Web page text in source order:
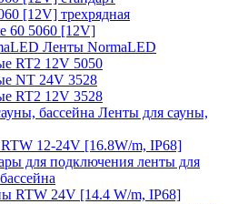
[12V] трехрядная
60 5060 [12V]
Ленты NormaLED
RT2 12V 5050
NT 24V 3528
RT2 12V 3528
Ленты для сауны,
12-24V [16.8W/m, IP68]
для подключения ленты для
RTW 24V [14.4 W/m, IP68]